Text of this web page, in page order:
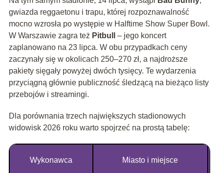
gwiazda reggaetonu i trapu, której rozpoznawalność
mocno wzrosła po występie w Halftime Show Super Bowl.
W Warszawie zagra też Pitbull
– jego koncert
zaplanowano na 23 lipca. W obu przypadkach ceny
zaczynały się w okolicach 250–270 zł, a najdroższe
pakiety sięgały powyżej dwóch tysięcy. Te wydarzenia
przyciągną głównie publiczność śledzącą na bieżąco listy
przebojów i streamingi.
Dla porównania trzech największych stadionowych
widowisk 2026 roku warto spojrzeć na prostą tabelę:
Wykonawca Miasto i miejsce